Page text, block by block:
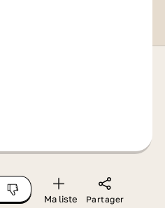
Ma liste Partager